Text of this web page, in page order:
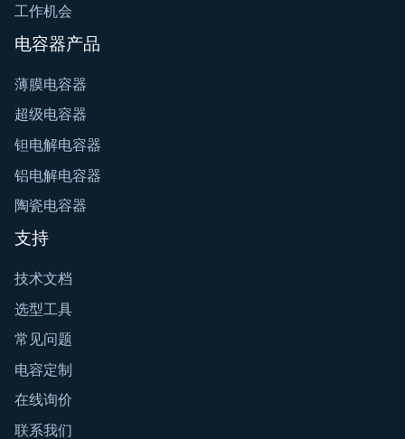
工作机会
电容器产品
薄膜电容器
超级电容器
钽电解电容器
铝电解电容器
陶瓷电容器
支持
技术文档
选型工具
常见问题
电容定制
在线询价
联系我们